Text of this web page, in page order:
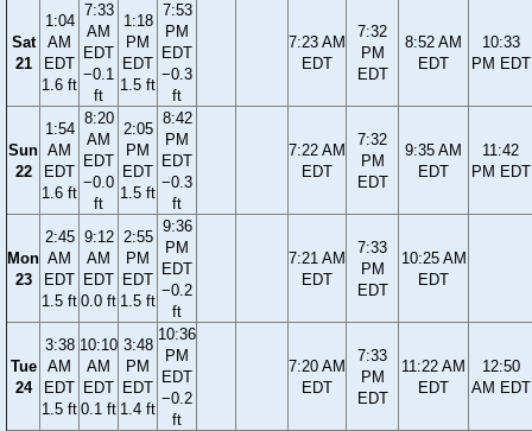
Sat
21
1:04
AM
EDT
1.6 ft
7:33
AM
EDT
−0.1
ft
1:18
PM
EDT
1.5 ft
7:53
PM
EDT
−0.3
ft
7:23 AM
EDT
7:32
PM
EDT
8:52 AM
EDT
10:33
PM EDT
Sun
22
1:54
AM
EDT
1.6 ft
8:20
AM
EDT
−0.0
ft
2:05
PM
EDT
1.5 ft
8:42
PM
EDT
−0.3
ft
7:22 AM
EDT
7:32
PM
EDT
9:35 AM
EDT
11:42
PM EDT
Mon
23
2:45
AM
EDT
1.5 ft
9:12
AM
EDT
0.0 ft
2:55
PM
EDT
1.5 ft
9:36
PM
EDT
−0.2
ft
7:21 AM
EDT
7:33
PM
EDT
10:25 AM
EDT
Tue
24
3:38
AM
EDT
1.5 ft
10:10
AM
EDT
0.1 ft
3:48
PM
EDT
1.4 ft
10:36
PM
EDT
−0.2
ft
7:20 AM
EDT
7:33
PM
EDT
11:22 AM
EDT
12:50
AM EDT